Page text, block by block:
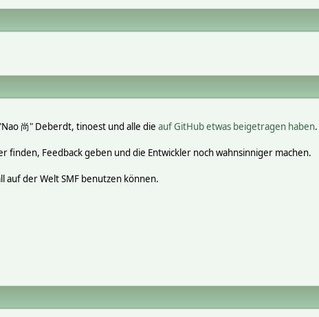
尚" Deberdt, tinoest und alle die auf GitHub etwas beigetragen haben.
finden, Feedback geben und die Entwickler noch wahnsinniger machen.
auf der Welt SMF benutzen können.